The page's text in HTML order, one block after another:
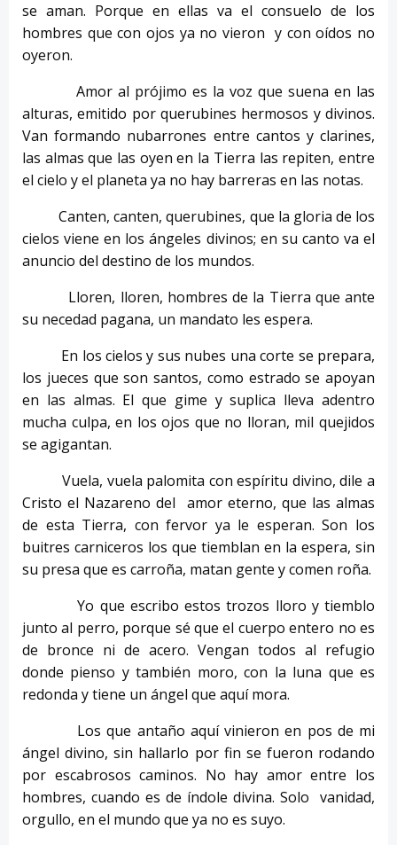
se aman. Porque en ellas va el consuelo de los
hombres que con ojos ya no vieron y con oídos no
oyeron.
Amor al prójimo es la voz que suena en las
alturas, emitido por querubines hermosos y divinos.
Van formando nubarrones entre cantos y clarines,
las almas que las oyen en la Tierra las repiten, entre
el cielo y el planeta ya no hay barreras en las notas.
Canten, canten, querubines, que la gloria de los
cielos viene en los ángeles divinos; en su canto va el
anuncio del destino de los mundos.
Lloren, lloren, hombres de la Tierra que ante
su necedad pagana, un mandato les espera.
En los cielos y sus nubes una corte se prepara,
los jueces que son santos, como estrado se apoyan
en las almas. El que gime y suplica lleva adentro
mucha culpa, en los ojos que no lloran, mil quejidos
se agigantan.
Vuela, vuela palomita con espíritu divino, dile a
Cristo el Nazareno del amor eterno, que las almas
de esta Tierra, con fervor ya le esperan. Son los
buitres carniceros los que tiemblan en la espera, sin
su presa que es carroña, matan gente y comen roña.
Yo que escribo estos trozos lloro y tiemblo
junto al perro, porque sé que el cuerpo entero no es
de bronce ni de acero. Vengan todos al refugio
donde pienso y también moro, con la luna que es
redonda y tiene un ángel que aquí mora.
Los que antaño aquí vinieron en pos de mi
ángel divino, sin hallarlo por fin se fueron rodando
por escabrosos caminos. No hay amor entre los
hombres, cuando es de índole divina. Solo vanidad,
orgullo, en el mundo que ya no es suyo.